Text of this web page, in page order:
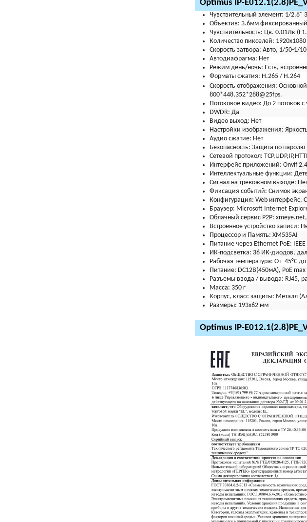
Optimus IP-
Чувствительный элемент: 1/2.8"
Объектив: 3.6мм фиксированный
Чувствительность: Цв. 0.01Лк
Количество пикселей: 1920x1080
Скорость затвора: Авто, 1/50-1/10
Автодиафрагма: Нет
Режим день/ночь: Есть,
Форматы сжатия: H.265 / H.264
Скорость отображения:
800*448,352*288@25fps.
Потоковое видео: До 2 потоков
DWDR: Да
Видео выход: Нет
Настройки изображения:
Аудио сжатие: Нет
Безопасность: Защита по паролю
Сетевой протокол:
Интерфейс приложений: Onvif 2.4
Интеллектуальные функции:
Сигнал на тревожном выходе:
Фиксация событий: Снимок
Конфигурация: Web интерфейс,
Браузер: Microsoft Internet
Облачный сервис P2P:
Встроенное устройство записи:
Процессор и Память: XM535AI
Питание через Ethernet PoE:
ИК-подсветка: 36 ИК-диодов,
Рабочая температура: От -45°С до
Питание: DC12В(450мА), PoE max
Разъемы ввода / вывода: RJ45,
Масса: 350 г
Корпус, класс защиты: Металл
Размеры: 193х62 мм
Optimus IP-